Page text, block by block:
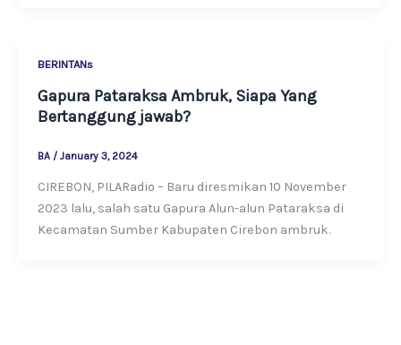
BERINTANs
Gapura Pataraksa Ambruk, Siapa Yang
Bertanggung jawab?
BA / January 3, 2024
CIREBON, PILARadio – Baru diresmikan 10 November
2023 lalu, salah satu Gapura Alun-alun Pataraksa di
Kecamatan Sumber Kabupaten Cirebon ambruk.